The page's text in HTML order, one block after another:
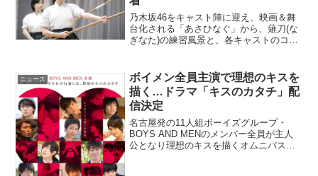
乃木坂46をキャスト陣に迎え、映画＆舞
台化される「あさひなぐ」から、薙刀(な
ぎなた)の練習風景と、各キャストのコメ
中学まで美術部だった二ツ坂高校1年の東
島旭は「(...
ニュース
ボイメン全員主演で理想のキスを
描く…ドラマ「キスのカタチ」配
信決定
名古屋発の11人組ボーイズグループ・
BOYS AND MENのメンバー全員が主人
公となり理想のキスを描くオムニバスド